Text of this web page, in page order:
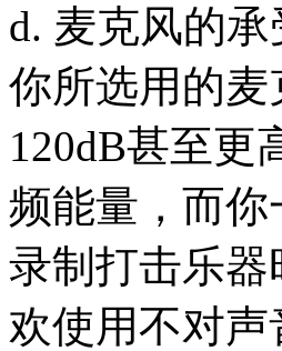
d. 麦克风的
你所选用的
120dB甚至更
频能量，而
录制打击乐
欢使用不对